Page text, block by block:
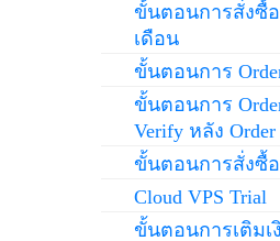
ขั้นตอนการสั่งซื้อ
เดือน
ขั้นตอนการ
ขั้นตอนการ
Verify หลัง
ขั้นตอนการสั่งซื้อ
Cloud VPS Trial
ขั้นตอนการเติมเ